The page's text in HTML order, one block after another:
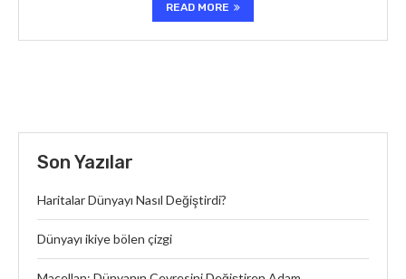
READ MORE
Son Yazılar
Haritalar Dünyayı Nasıl Değiştirdi?
Dünyayı ikiye bölen çizgi